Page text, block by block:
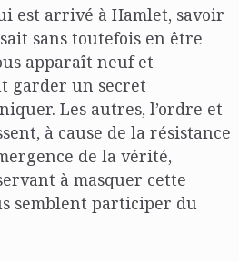
est arrivé à Hamlet, savoir
sans toutefois en être
apparaît neuf et
garder un secret
Les autres, l’ordre et
à cause de la résistance
de la vérité,
à masquer cette
semblent participer du